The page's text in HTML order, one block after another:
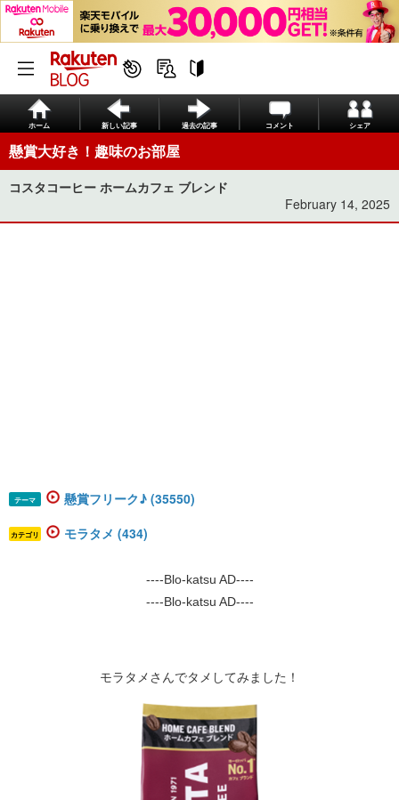
ホーム 新しい記事 過去の記事 コメント シェア
懸賞大好き！趣味のお部屋
コスタコーヒー ホームカフェ ブレンド
February 14, 2025
テーマ 懸賞フリーク♪ (35550)
カテゴリ モラタメ (434)
----Blo-katsu AD----
----Blo-katsu AD----
モラタメさんでタメしてみました！